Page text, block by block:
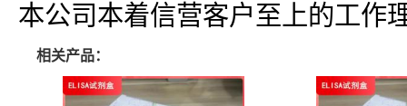
本公司本着信营客户至上的工作
相关产品：